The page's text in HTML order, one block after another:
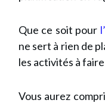
Que ce soit pour
ne sert à rien de
les activités à faire
Vous aurez